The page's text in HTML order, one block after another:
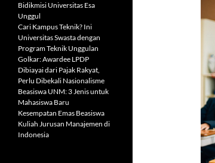
Bidikmisi Universitas Esa
Unggul
Cari Kampus Teknik? Ini
Universitas Swasta dengan
Program Teknik Unggulan
Golkar: Awardee LPDP
Dibiayai dari Pajak Rakyat,
Perlu Dibekali Nasionalisme
Beasiswa UNM: 3 Jenis untuk
Mahasiswa Baru
Kesempatan Emas Beasiswa
Kuliah Jurusan Manajemen di
Indonesia